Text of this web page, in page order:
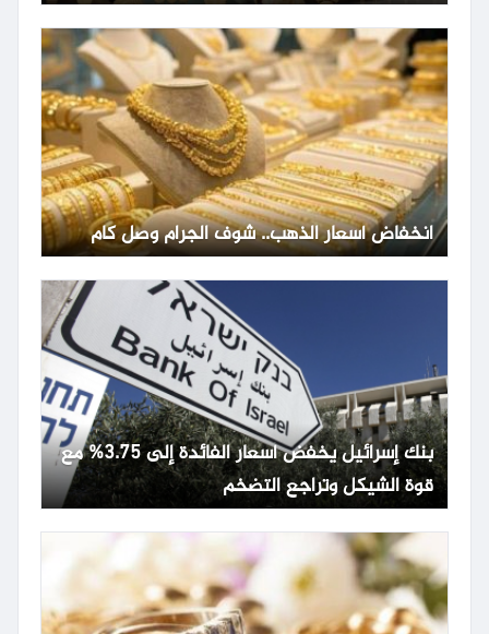
انخفاض أسعار الذهب.. شوف الجرام وصل كام
بنك إسرائيل يخفض أسعار الفائدة إلى 3.75% مع
قوة الشيكل وتراجع التضخم